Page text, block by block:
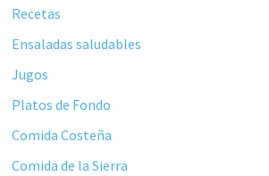
Recetas
Ensaladas saludables
Jugos
Platos de Fondo
Comida Costeña
Comida de la Sierra